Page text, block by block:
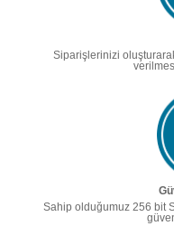
Siparişlerinizi
Sahip olduğumuz 256 bit